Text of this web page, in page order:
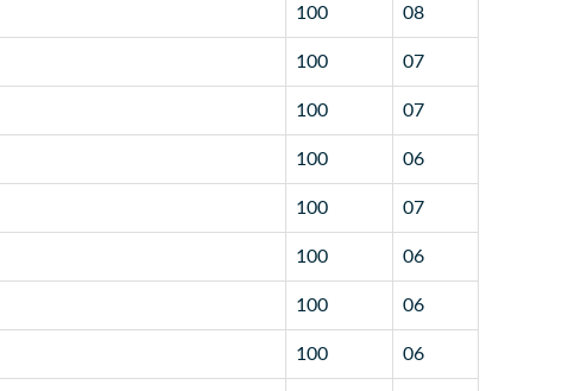
100 08
100 07
100 07
100 06
100 07
100 06
100 06
100 06